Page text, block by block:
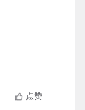
点赞